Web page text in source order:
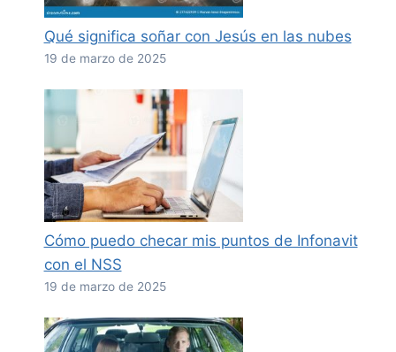
Qué significa soñar con Jesús en las nubes
19 de marzo de 2025
Cómo puedo checar mis puntos de Infonavit
con el NSS
19 de marzo de 2025